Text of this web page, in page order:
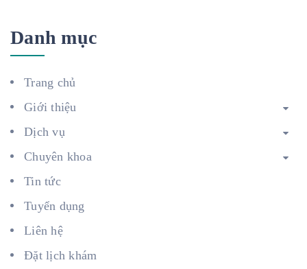
Danh mục
Trang chủ
Giới thiệu
Dịch vụ
Chuyên khoa
Tin tức
Tuyển dụng
Liên hệ
Đặt lịch khám